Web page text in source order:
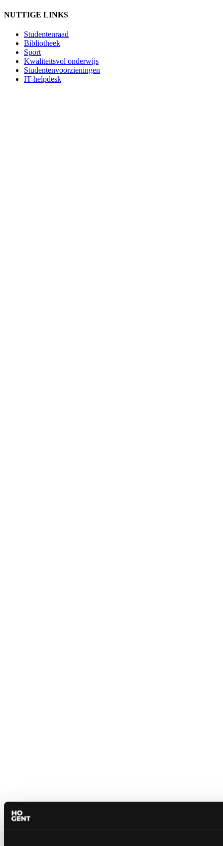
NUTTIGE LINKS
Studentenraad
Bibliotheek
Sport
Kwaliteitsvol onderwijs
Studentenvoorzieningen
IT-helpdesk